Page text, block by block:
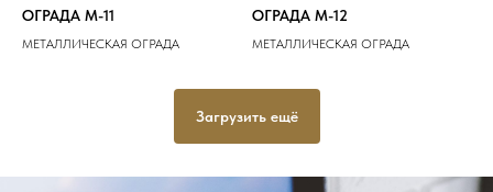
ОГРАДА M-11
МЕТАЛЛИЧЕСКАЯ ОГРАДА
ОГРАДА M-12
МЕТАЛЛИЧЕСКАЯ ОГРАДА
Загрузить ещё